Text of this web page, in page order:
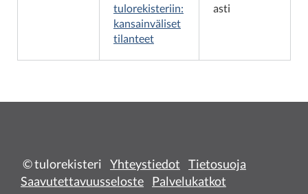
tulorekisteriin:
kansainväliset
tilanteet
asti
© tulorekisteri Yhteystiedot Tietosuoja
Saavutettavuusseloste Palvelukatkot